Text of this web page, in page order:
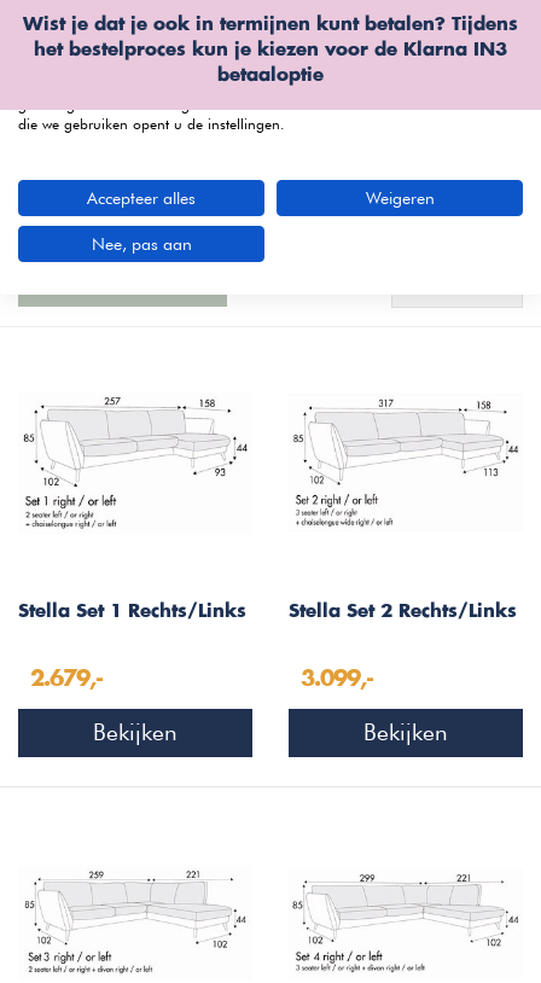
Wist je dat je ook in termijnen kunt betalen? Tijdens
het bestelproces kun je kiezen voor de Klarna IN3
betaaloptie
Stella bankstel zelf samenstellen bij
Furnea
Stella Set 1 Rechts/Links
2.679,-
Bekijken
Stella Set 2 Rechts/Links
3.099,-
Bekijken
Wij gebruiken cookies
We kunnen deze plaatsen voor analyse van onze bezoekersgegevens, om
onze website te verbeteren, gepersonaliseerde inhoud te tonen en om u een
die we gebruiken opent u de instellingen.
Accepteer alles Weigeren
Nee, pas aan